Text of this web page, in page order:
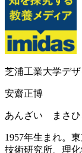
芝浦工業大学デ
安齋正博
あんざい まさひ
1957年生まれ。
技術研究所、理